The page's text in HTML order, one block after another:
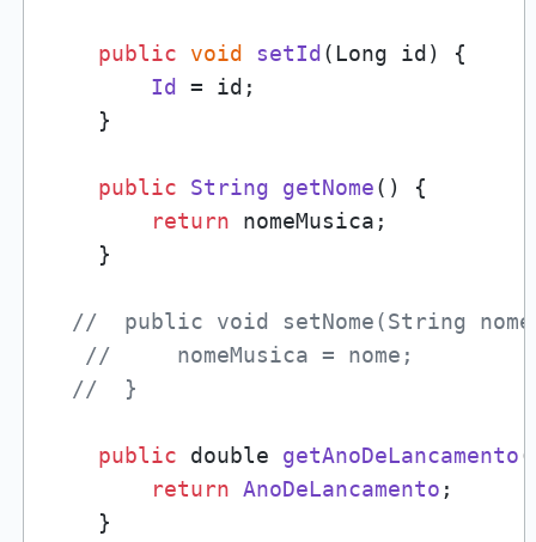
public void setId (Long id ) {
Id
= id;
    }
public String getNome( ) {
return nomeMusica;
    }
//  public void setNome(String
//     nomeMusica = nome;
//  }
public double getAnoDeLancamento(
return AnoDeLancamento ;
    }